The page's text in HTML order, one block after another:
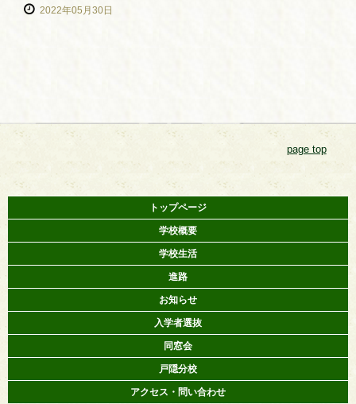
2022年05月30日
page top
トップページ
学校概要
学校生活
進路
お知らせ
入学者選抜
同窓会
戸隠分校
アクセス・問い合わせ